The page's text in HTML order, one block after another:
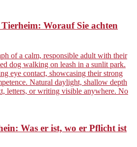
Worauf Sie achten
Was er ist, wo er Pflicht ist